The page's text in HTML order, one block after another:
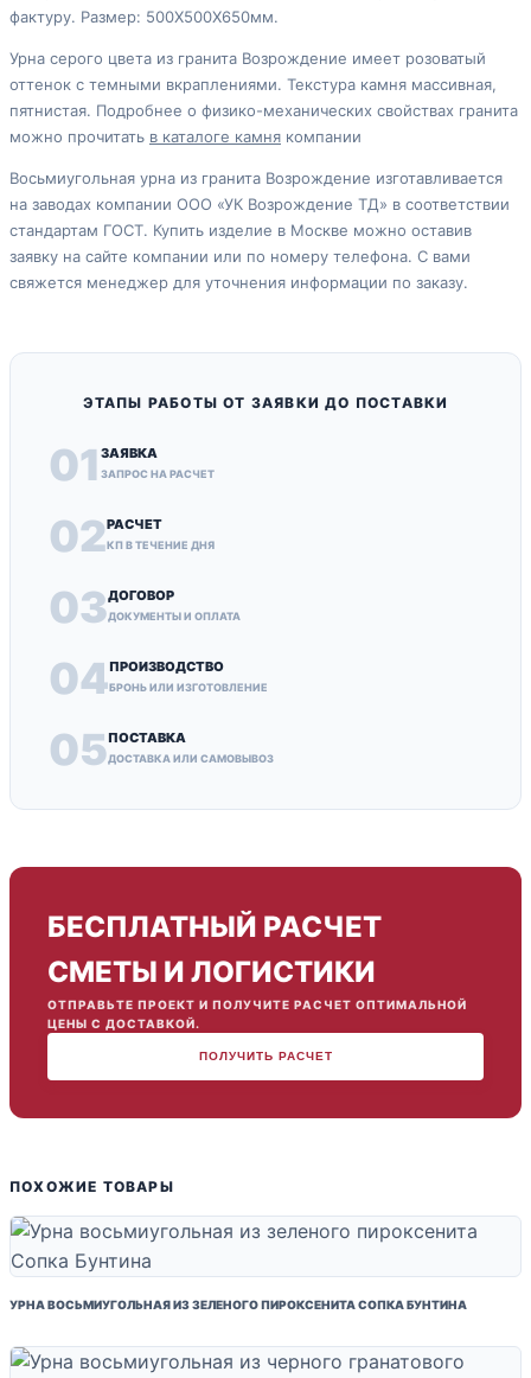
фактуру. Размер: 500Х500Х650мм.
Урна серого цвета из гранита Возрождение имеет розоватый
оттенок с темными вкраплениями. Текстура камня массивная,
пятнистая. Подробнее о физико-механических свойствах гранита
можно прочитать в каталоге камня компании
Восьмиугольная урна из гранита Возрождение изготавливается
на заводах компании ООО «УК Возрождение ТД» в соответствии
стандартам ГОСТ. Купить изделие в Москве можно оставив
заявку на сайте компании или по номеру телефона. С вами
свяжется менеджер для уточнения информации по заказу.
ЭТАПЫ РАБОТЫ ОТ ЗАЯВКИ ДО ПОСТАВКИ
01 ЗАЯВКА
ЗАПРОС НА РАСЧЕТ
02РАСЧЕТ
КП В ТЕЧЕНИЕ ДНЯ
03ДОГОВОР
ДОКУМЕНТЫ И ОПЛАТА
04ПРОИЗВОДСТВО
БРОНЬ ИЛИ ИЗГОТОВЛЕНИЕ
05ПОСТАВКА
ДОСТАВКА ИЛИ САМОВЫВОЗ
БЕСПЛАТНЫЙ РАСЧЕТ
СМЕТЫ И ЛОГИСТИКИ
ОТПРАВЬТЕ ПРОЕКТ И ПОЛУЧИТЕ РАСЧЕТ ОПТИМАЛЬНОЙ
ЦЕНЫ С ДОСТАВКОЙ.
ПОЛУЧИТЬ РАСЧЕТ
ПОХОЖИЕ ТОВАРЫ
УРНА ВОСЬМИУГОЛЬНАЯ ИЗ ЗЕЛЕНОГО ПИРОКСЕНИТА СОПКА БУНТИНА